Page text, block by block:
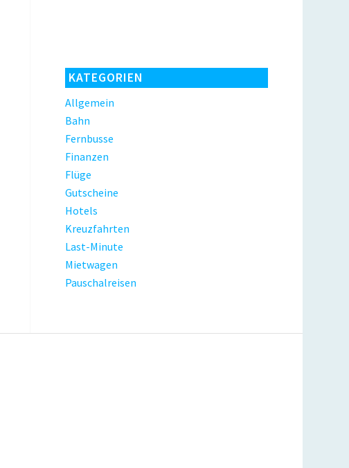
KATEGORIEN
Allgemein
Bahn
Fernbusse
Finanzen
Flüge
Gutscheine
Hotels
Kreuzfahrten
Last-Minute
Mietwagen
Pauschalreisen